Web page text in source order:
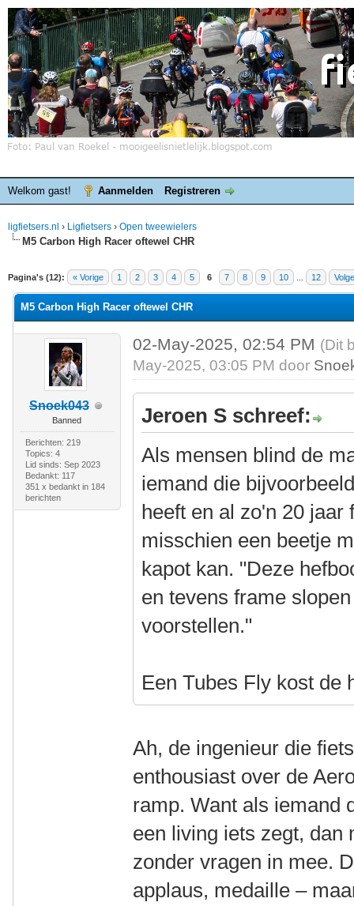
Welkom gast! Aanmelden Registreren
ligfietsers.nl › Ligfietsers › Open tweewielers
M5 Carbon High Racer oftewel CHR
Pagina's (12): « Vorige 1 2 3 4 5 6 7 8 9 10 12
waardering is 0
M5 Carbon High Racer oftewel CHR
Snoek043
Banned
Berichten: 219
Topics: 4
Lid sinds: Sep 2023
Bedankt: 117
351 x bedankt in 184
berichten
02-May-2025, 02:54 PM (Dit
May-2025, 03:05 PM door
Jeroen S schreef:
Als mensen blind de
iemand die
heeft en al zo'n 20 jaar
misschien een beetje
kapot kan. "Deze
en tevens frame
voorstellen."
Een Tubes Fly kost de
Ah, de ingenieur die
enthousiast over de
ramp. Want als iemand
een living iets zegt, dan
zonder vragen in mee.
applaus, medaille –